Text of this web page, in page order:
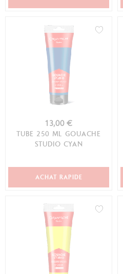
13,00 €
TUBE 250 ML GOUACHE
STUDIO CYAN
ACHAT RAPIDE